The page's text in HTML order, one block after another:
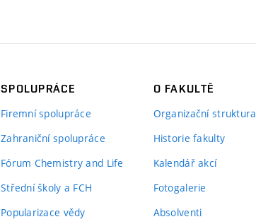
SPOLUPRÁCE
Firemní spolupráce
Zahraniční spolupráce
Fórum Chemistry and Life
Střední školy a FCH
Popularizace vědy
O FAKULTĚ
Organizační struktura
Historie fakulty
Kalendář akcí
Fotogalerie
Absolventi